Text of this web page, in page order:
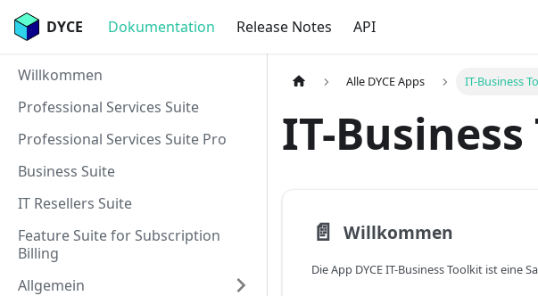
DYCE Dokumentation Release Notes API
Willkommen
Professional Services Suite
Professional Services Suite Pro
Business Suite
IT Resellers Suite
Feature Suite for Subscription
Billing
Allgemein
Alle DYCE Apps IT-Business
IT-
📄️ Willkommen